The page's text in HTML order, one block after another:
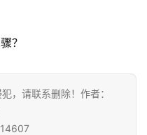
？
，请联系删除！作者：